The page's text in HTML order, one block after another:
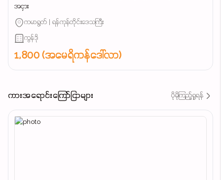
အငှား
ကမာရွတ် | ရန်ကုန်တိုင်းဒေသကြီး
ကွန်ဒို
1,800 (အမေရိကန်ဒေါ်လာ)
ကားအရောင်းကြော်ငြာများ ပိုမိုကြည့်ရှုရန်